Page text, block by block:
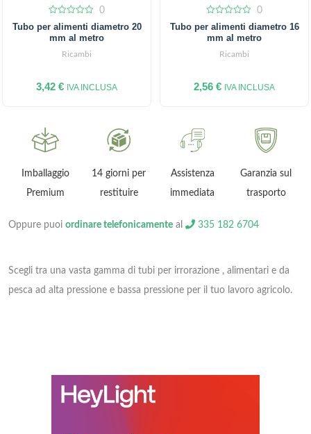
out
of
0
Tubo per alimenti diametro 20
mm al metro
Ricambi
3,42 € IVA INCLUSA
out
of
0
Tubo per alimenti diametro 16
mm al metro
Ricambi
2,56 € IVA INCLUSA
Imballaggio
Premium
14 giorni per
restituire
Assistenza
immediata
Garanzia sul
trasporto
Oppure puoi ordinare telefonicamente al 335 182 6704
Scegli tra una vasta gamma di tubi per irrorazione , alimentari e da
pesca ad alta pressione e bassa pressione per il tuo lavoro agricolo.